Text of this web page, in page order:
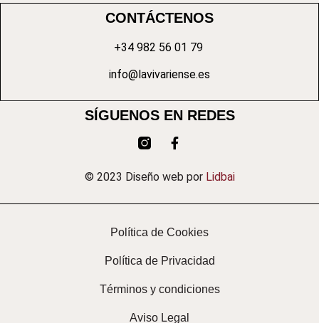
CONTÁCTENOS
+34 982 56 01 79
info@lavivariense.es
SÍGUENOS EN REDES
© 2023 Diseño web por Lidbai
Política de Cookies
Política de Privacidad
Términos y condiciones
Aviso Legal